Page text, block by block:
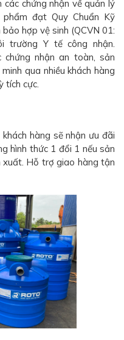
chứng nhận về quản lý
đạt Quy Chuẩn Kỹ
hợp vệ sinh (QCVN 01:
trường Y tế công nhận.
chứng nhận an toàn, sản
qua nhiều khách hàng
tích cực.
hàng sẽ nhận ưu đãi
hình thức 1 đổi 1 nếu sản
Hỗ trợ giao hàng tận